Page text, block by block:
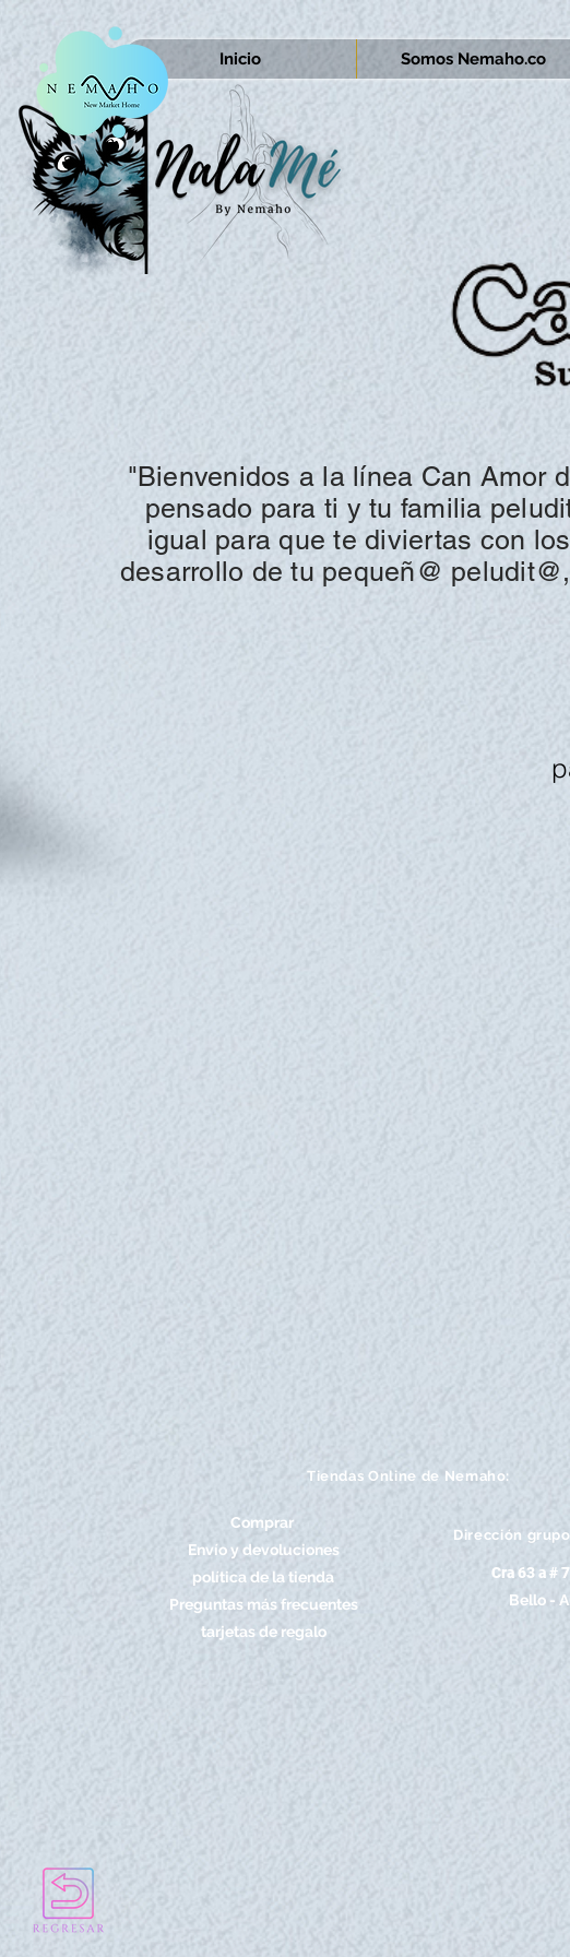
Inicio Somos Nemaho.co
"Bienvenidos a la línea Can Amor
pensado para ti y tu familia
igual para que te diviertas con
desarrollo de tu pequeñ@
Tiendas Online de Nemaho:
Comprar
Envío y devoluciones
política de la tienda
Preguntas más frecuentes
tarjetas de regalo
Dirección
Cra 63 a #
Bello -